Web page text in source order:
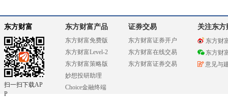
东方财富
扫一扫下载AP
P
东方财富产品
东方财富免费版
东方财富Level-2
东方财富策略版
妙想投研助理
Choice金融终端
证券交易
东方财富证券开户
东方财富在线交易
东方财富证券交易
关注东方
东方财
东方财
意见与